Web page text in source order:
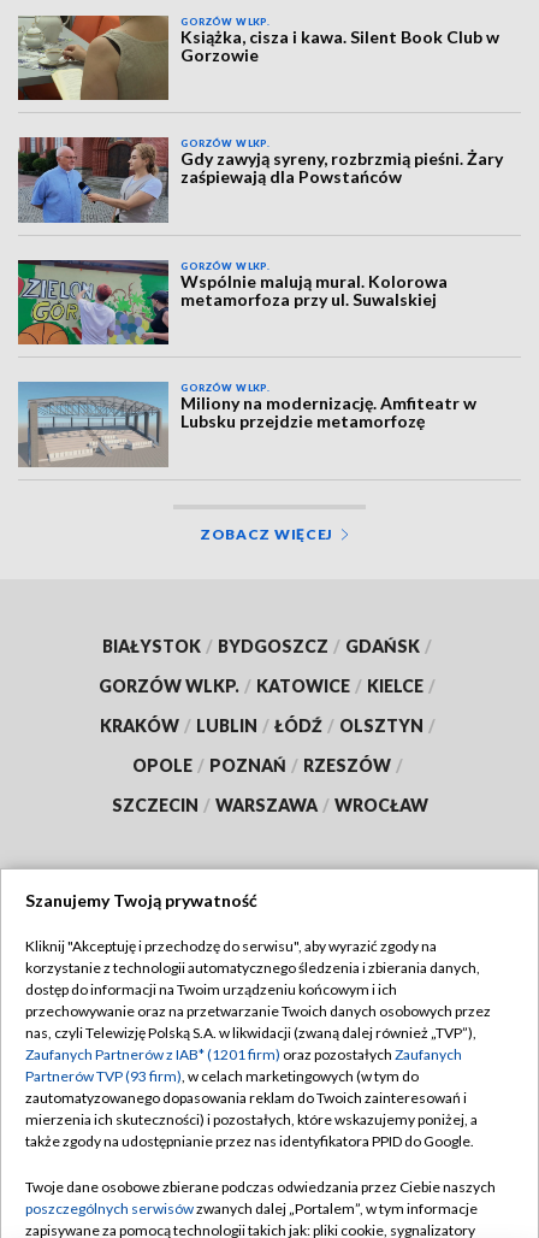
GORZÓW WLKP.
Książka, cisza i kawa. Silent Book Club w
Gorzowie
GORZÓW WLKP.
Gdy zawyją syreny, rozbrzmią pieśni. Żary
zaśpiewają dla Powstańców
GORZÓW WLKP.
Wspólnie malują mural. Kolorowa
metamorfoza przy ul. Suwalskiej
GORZÓW WLKP.
Miliony na modernizację. Amfiteatr w
Lubsku przejdzie metamorfozę
ZOBACZ WIĘCEJ
BIAŁYSTOK / BYDGOSZCZ / GDAŃSK /
GORZÓW WLKP. / KATOWICE / KIELCE /
KRAKÓW / LUBLIN / ŁÓDŹ / OLSZTYN /
OPOLE / POZNAŃ / RZESZÓW /
SZCZECIN / WARSZAWA / WROCŁAW
TVP
Abonament TVP
Emisja w TVP
Centrum informacji TVP
Naziemna Telewizja Cyfrowa
Rada Programowa
Regulamin TVP
Polityka prywatności
Moje zgody
Pomoc
Kontakt
Szanujemy Twoją prywatność
Kliknij "Akceptuję i przechodzę do serwisu", aby wyrazić zgody na
korzystanie z technologii automatycznego śledzenia i zbierania danych,
dostęp do informacji na Twoim urządzeniu końcowym i ich
przechowywanie oraz na przetwarzanie Twoich danych osobowych przez
nas, czyli Telewizję Polską S.A. w likwidacji (zwaną dalej również „TVP”),
Zaufanych Partnerów z IAB* (1201 firm) oraz pozostałych Zaufanych
Partnerów TVP (93 firm), w celach marketingowych (w tym do
zautomatyzowanego dopasowania reklam do Twoich zainteresowań i
mierzenia ich skuteczności) i pozostałych, które wskazujemy poniżej, a
także zgody na udostępnianie przez nas identyfikatora PPID do Google.
Twoje dane osobowe zbierane podczas odwiedzania przez Ciebie naszych
poszczególnych serwisówzwanych dalej „Portalem”, w tym informacje
zapisywane za pomocą technologii takich jak: pliki cookie, sygnalizatory